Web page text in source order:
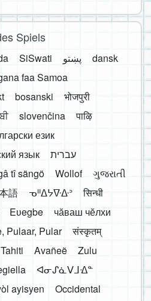
Spiels
SiSwati پښتو
dansk
faa Samoa
bosanski
भोजपुरी
slovenčina
पाऴि
език
язык
עברית
tî sängö Wollof
ગુજરાતી
語 ᓀᐦᐃᔭᐍᐏᐣ
सिन्धी
Eʋegbe
чӑваш чӗлхи
Pulaar, Pular
संस्कृतम्
Avañeẽ
Zulu
ᐊᓂᔑᓈᐯᒧᐎᓐ
ayisyen
Occidental